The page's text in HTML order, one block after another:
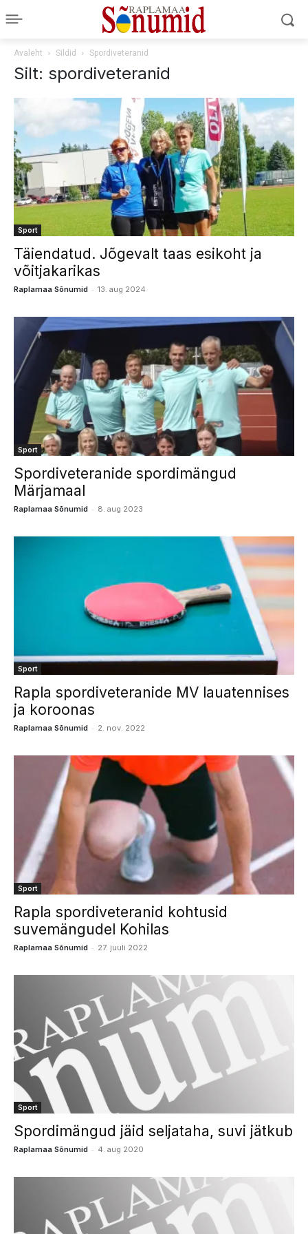
Avaleht Sildid Spordiveteranid
Silt: spordiveteranid
Sport
Täiendatud. Jõgevalt taas esikoht ja
võitjakarikas
Raplamaa Sõnumid - 13. aug 2024
Sport
Spordiveteranide spordimängud
Märjamaal
Raplamaa Sõnumid - 8. aug 2023
Sport
Rapla spordiveteranide MV lauatennises
ja koroonas
Raplamaa Sõnumid - 2. nov. 2022
Sport
Rapla spordiveteranid kohtusid
suvemängudel Kohilas
Raplamaa Sõnumid - 27. juuli 2022
Sport
Spordimängud jäid seljataha, suvi jätkub
Raplamaa Sõnumid - 4. aug 2020